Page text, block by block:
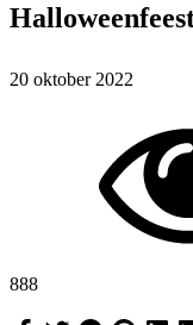
20 oktober 2022
888